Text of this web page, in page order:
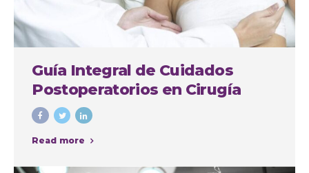
Guía Integral de Cuidados
Postoperatorios en Cirugía
Plástica
Read more